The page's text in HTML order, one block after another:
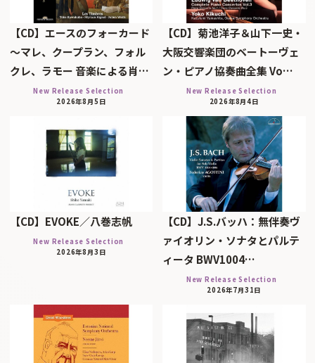
【CD】エースのフォーカード
～マレ、クープラン、フォル
クレ、ラモー 音楽による肖…
New Release Selection
2026年8月5日
【CD】菊池洋子＆山下一史・
大阪交響楽団のベートーヴェ
ン・ピアノ協奏曲全集 Vo…
New Release Selection
2026年8月4日
【CD】EVOKE／八巻志帆
New Release Selection
2026年8月3日
【CD】J.S.バッハ：無伴奏ヴ
ァイオリン・ソナタとパルテ
ィータ BWV1004…
New Release Selection
2026年7月31日